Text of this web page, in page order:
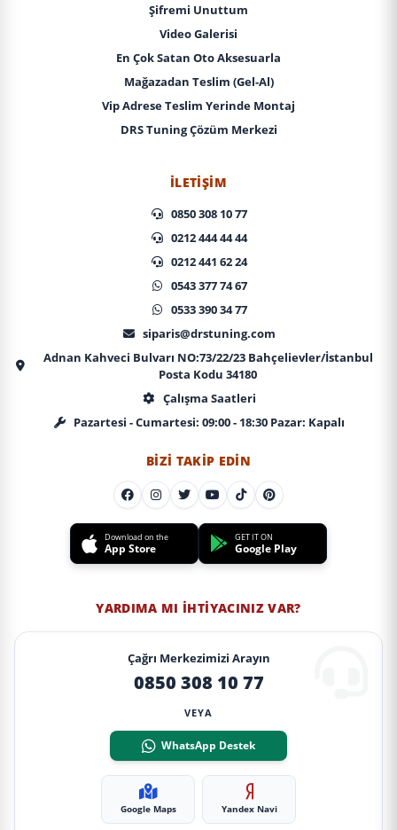
Şifremi Unuttum
Video Galerisi
En Çok Satan Oto Aksesuarla
Mağazadan Teslim (Gel-Al)
Vip Adrese Teslim Yerinde Montaj
DRS Tuning Çözüm Merkezi
İLETIŞIM
0850 308 10 77
0212 444 44 44
0212 441 62 24
0543 377 74 67
0533 390 34 77
siparis@drstuning.com
Adnan Kahveci Bulvarı NO:73/22/23 Bahçelievler/İstanbul
Posta Kodu 34180
Çalışma Saatleri
Pazartesi - Cumartesi: 09:00 - 18:30 Pazar: Kapalı
BIZI TAKIP EDIN
Download on the
App Store
GET IT ON
Google Play
YARDIMA MI İHTIYACINIZ VAR?
Çağrı Merkezimizi Arayın
0850 308 10 77
VEYA
WhatsApp Destek
Google Maps Yandex Navi